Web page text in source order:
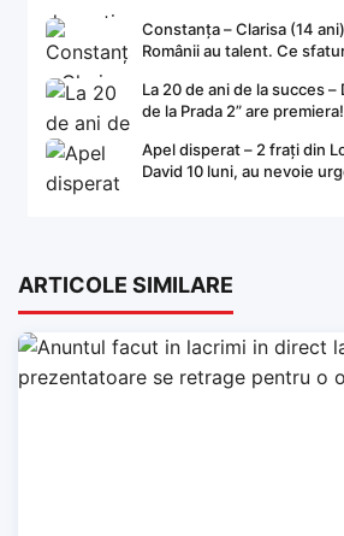
Constanța – Clarisa (14
Românii au talent. Ce
La 20 de ani de la succes –
de la Prada 2” are premiera!
Apel disperat – 2 frați din
David 10 luni, au nevoie
ARTICOLE SIMILARE